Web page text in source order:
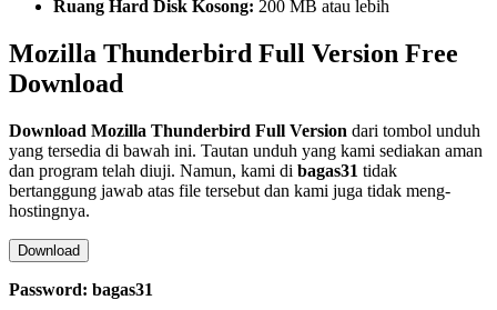
Ruang Hard Disk Kosong: 200 MB atau lebih
Mozilla Thunderbird Full Version Free
Download
Download Mozilla Thunderbird Full Version dari tombol unduh
yang tersedia di bawah ini. Tautan unduh yang kami sediakan aman
dan program telah diuji. Namun, kami di bagas31 tidak
bertanggung jawab atas file tersebut dan kami juga tidak meng-
hostingnya.
Download
Password: bagas31